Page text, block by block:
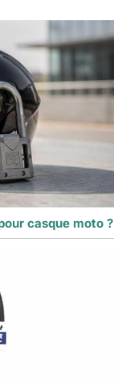
casque moto ?